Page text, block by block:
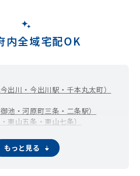
内全域宅配OK
出川・今出川駅・千本丸太町）
池・河原町三条・二条駅）
東山五条・東山七条）
京区京都市伏見区
舞鶴市綾部市 宇治市
もっと見る